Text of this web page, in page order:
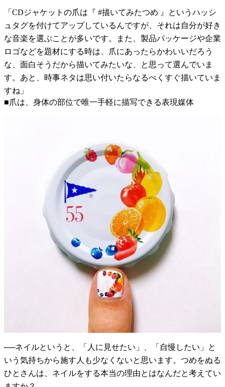
「CDジャケットの爪は『 #描いてみたつめ 』というハッシ
ュタグを付けてアップしているんですが、それは自分が好き
な音楽を選ぶことが多いです。また、製品パッケージや企業
ロゴなどを題材にする時は、爪にあったらかわいいだろう
な、面白そうだから描いてみたいな、と思って選んでいま
す。あと、時事ネタは思い付いたらなるべくすぐ描いていま
すね」
■爪は、身体の部位で唯一手軽に描写できる表現媒体
──ネイルというと、「人に見せたい」、「自慢したい」と
いう気持ちから施す人も少なくないと思います。つめをぬる
ひとさんは、ネイルをする本当の理由とはなんだと考えてい